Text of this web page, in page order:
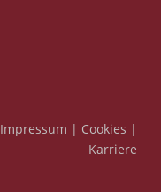
Impressum
Cookies
Karriere